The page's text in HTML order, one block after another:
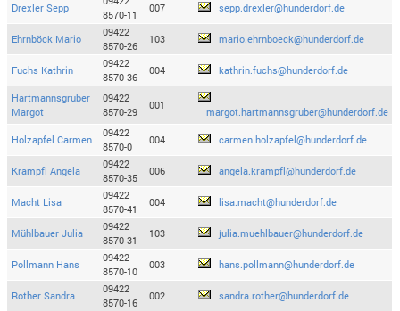
Drexler Sepp
8570-11
007 sepp.drexler@hunderdorf.de
Ehrnböck Mario
09422
8570-26
103 mario.ehrnboeck@hunderdorf.de
Fuchs Kathrin
09422
8570-36
004 kathrin.fuchs@hunderdorf.de
Hartmannsgruber
Margot
09422
8570-29
001
margot.hartmannsgruber@hunderdorf.de
Holzapfel Carmen
09422
8570-0
004 carmen.holzapfel@hunderdorf.de
Krampfl Angela
09422
8570-35
006 angela.krampfl@hunderdorf.de
Macht Lisa
09422
8570-41
004 lisa.macht@hunderdorf.de
Mühlbauer Julia
09422
8570-31
103 julia.muehlbauer@hunderdorf.de
Pollmann Hans
09422
8570-10
003 hans.pollmann@hunderdorf.de
Rother Sandra
09422
8570-16
002 sandra.rother@hunderdorf.de